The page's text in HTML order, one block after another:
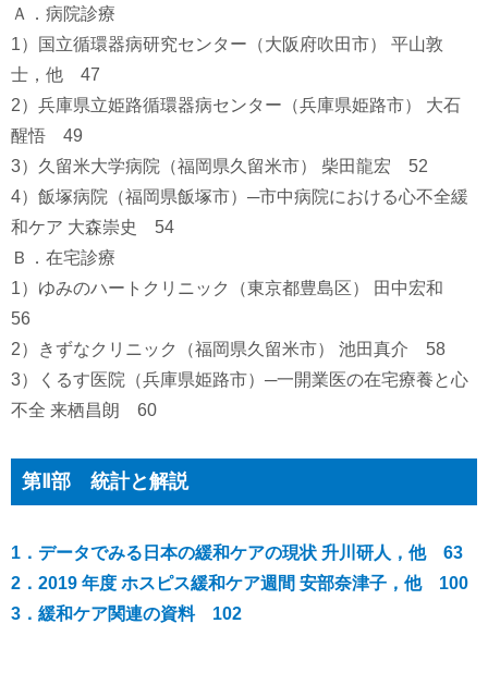
Ａ．病院診療
1）国立循環器病研究センター（大阪府吹田市） 平山敦
士，他 47
2）兵庫県立姫路循環器病センター（兵庫県姫路市） 大石
醒悟 49
3）久留米大学病院（福岡県久留米市） 柴田龍宏 52
4）飯塚病院（福岡県飯塚市）─市中病院における心不全緩
和ケア 大森崇史 54
Ｂ．在宅診療
1）ゆみのハートクリニック（東京都豊島区） 田中宏和
56
2）きずなクリニック（福岡県久留米市） 池田真介 58
3）くるす医院（兵庫県姫路市）─一開業医の在宅療養と心
不全 来栖昌朗 60
第Ⅱ部 統計と解説
1．データでみる日本の緩和ケアの現状 升川研人，他 63
2．2019 年度 ホスピス緩和ケア週間 安部奈津子，他 100
3．緩和ケア関連の資料 102